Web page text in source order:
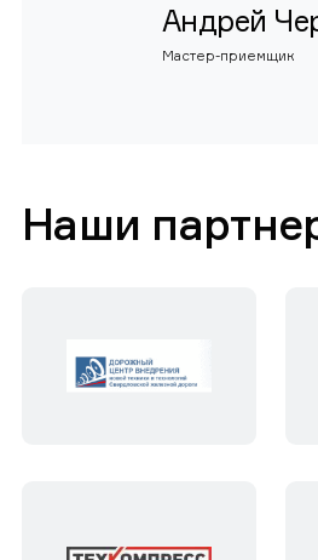
Андрей
Мастер-приемщик
Наши